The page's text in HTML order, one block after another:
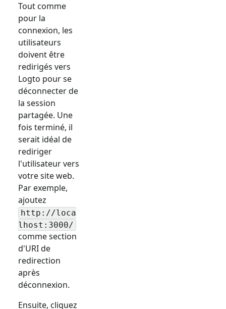
Tout comme
pour la
connexion, les
utilisateurs
doivent être
redirigés vers
Logto pour se
déconnecter de
la session
partagée. Une
fois terminé, il
serait idéal de
rediriger
l'utilisateur vers
votre site web.
Par exemple,
ajoutez
http://loca
lhost:3000/
comme section
d'URI de
redirection
après
déconnexion.
Ensuite, cliquez